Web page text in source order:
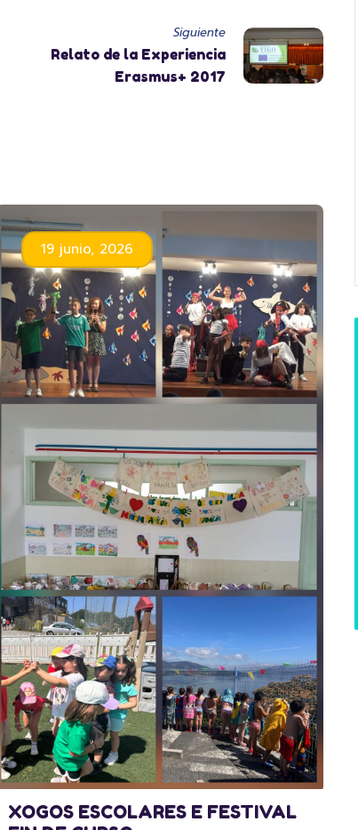
Siguiente
Relato de la Experiencia
Erasmus+ 2017
19 junio, 2026
XOGOS ESCOLARES E FESTIVAL